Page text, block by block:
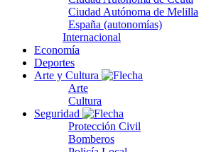
Ciudad Autónoma de Melilla
España (autonomías)
Internacional
Economía
Deportes
Arte y Cultura
Arte
Cultura
Seguridad
Protección Civil
Bomberos